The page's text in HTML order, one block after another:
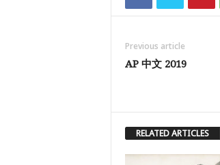
Previous article
AP 中文 2019
RELATED ARTICLES